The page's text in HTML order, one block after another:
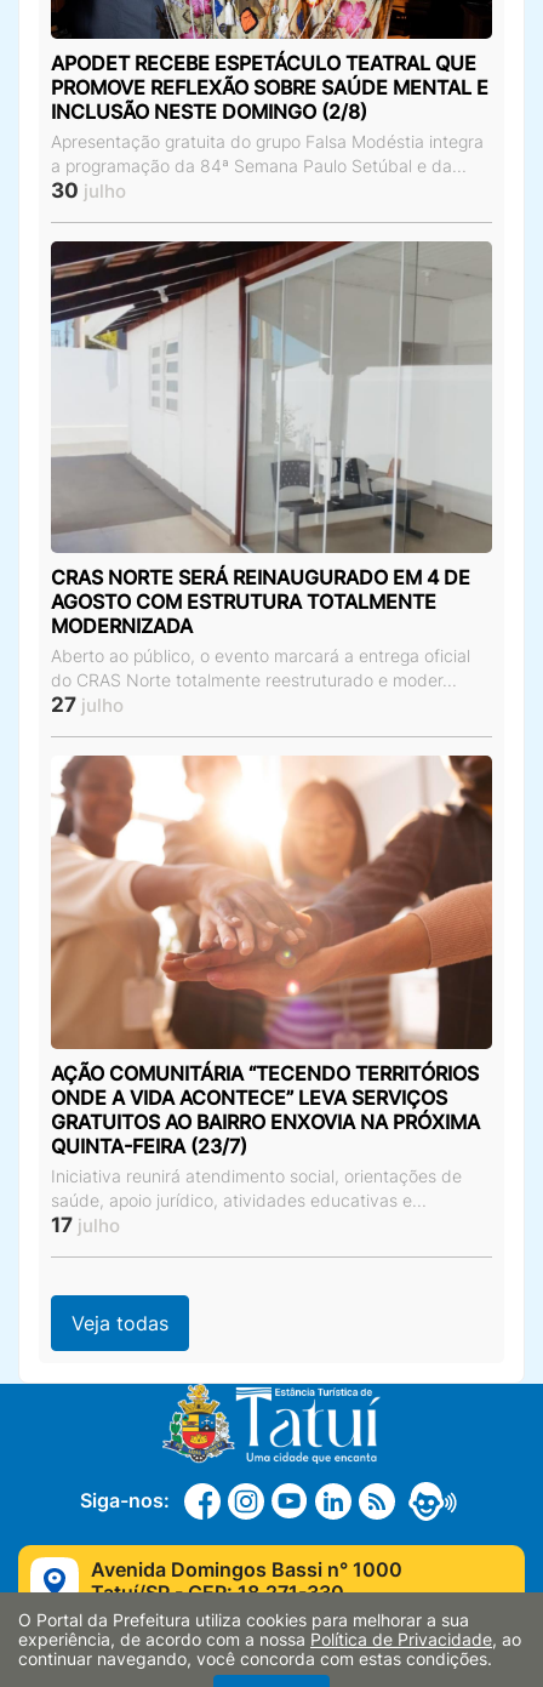
APODET RECEBE ESPETÁCULO TEATRAL QUE
PROMOVE REFLEXÃO SOBRE SAÚDE MENTAL E
INCLUSÃO NESTE DOMINGO (2/8)
Apresentação gratuita do grupo Falsa Modéstia integra
a programação da 84ª Semana Paulo Setúbal e da...
30 julho
CRAS NORTE SERÁ REINAUGURADO EM 4 DE
AGOSTO COM ESTRUTURA TOTALMENTE
MODERNIZADA
Aberto ao público, o evento marcará a entrega oficial
do CRAS Norte totalmente reestruturado e moder...
27 julho
AÇÃO COMUNITÁRIA “TECENDO TERRITÓRIOS
ONDE A VIDA ACONTECE” LEVA SERVIÇOS
GRATUITOS AO BAIRRO ENXOVIA NA PRÓXIMA
QUINTA-FEIRA (23/7)
Iniciativa reunirá atendimento social, orientações de
saúde, apoio jurídico, atividades educativas e...
17 julho
Veja todas
Siga-nos:
Avenida Domingos Bassi n° 1000
Tatuí/SP - CEP: 18.271-330
(15) 3259-8400
O Portal da Prefeitura utiliza cookies para melhorar a sua
experiência, de acordo com a nossa Política de Privacidade, ao
continuar navegando, você concorda com estas condições.